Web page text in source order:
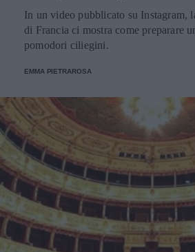
In un video pubblicato su Instagram,
di Francia ci mostra come preparare
pomodori ciliegini.
EMMA PIETRAROSA